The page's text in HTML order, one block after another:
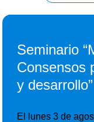
Seminario
Consensos
y desarrollo”
El lunes 3 de